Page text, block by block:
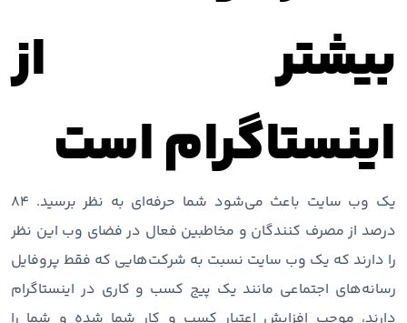
بیشتر از
اینستاگرام است
یک وب سایت باعث می‌شود شما حرفه‌ای به نظر برسید. ۸۴
درصد از مصرف کنندگان و مخاطبین فعال در فضای وب این نظر
را دارند که یک وب سایت نسبت به شرکت‌هایی که فقط پروفایل
رسانه‌های اجتماعی مانند یک پیج کسب و کاری در اینستاگرام